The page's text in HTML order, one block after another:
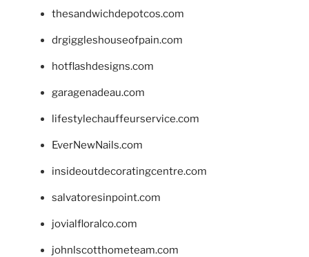
thesandwichdepotcos.com
drgiggleshouseofpain.com
hotflashdesigns.com
garagenadeau.com
lifestylechauffeurservice.com
EverNewNails.com
insideoutdecoratingcentre.com
salvatoresinpoint.com
jovialfloralco.com
johnlscotthometeam.com